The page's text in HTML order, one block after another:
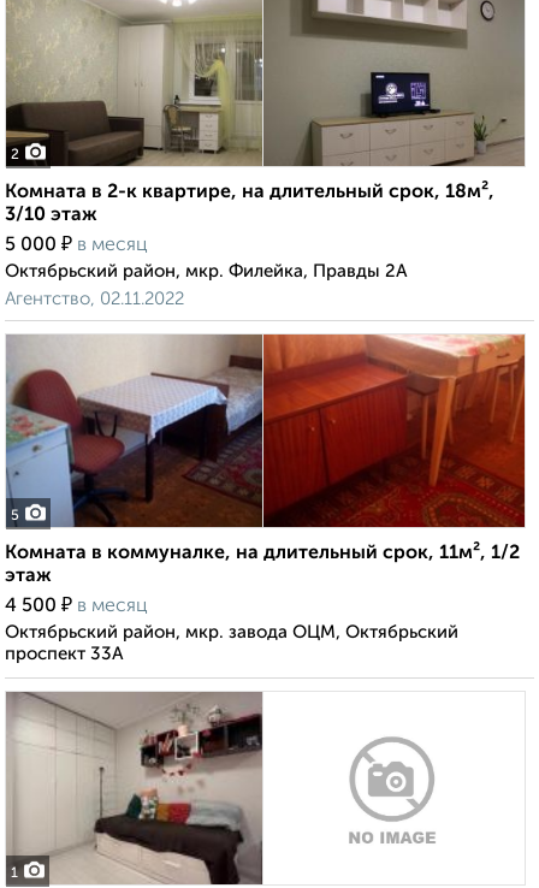
2
Комната в 2-к квартире, на длительный срок, 18м²,
3/10 этаж
5 000 ₽ в месяц
Октябрьский район, мкр. Филейка, Правды 2А
Агентство, 02.11.2022
5
Комната в коммуналке, на длительный срок, 11м², 1/2
этаж
4 500 ₽ в месяц
Октябрьский район, мкр. завода ОЦМ, Октябрьский
проспект 33А
1